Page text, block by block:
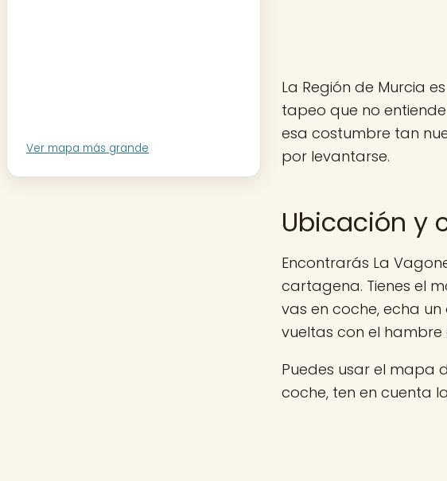
Ver mapa más grande
La Región de Murcia
tapeo que no
esa costumbre tan
por levantarse.
Ubicación y
Encontrarás La
cartagena. Tienes el
vas en coche, echa
vueltas con el hambre
Puedes usar el mapa
coche, ten en cuenta